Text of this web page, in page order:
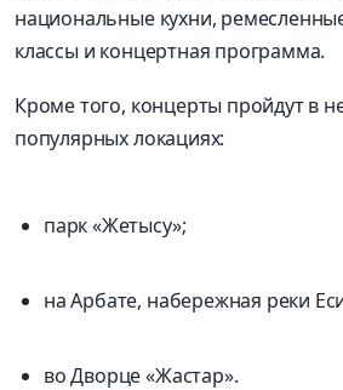
национальные кухни,
классы и концертная программа.
Кроме того, концерты пройдут в
популярных локациях:
парк «Жетысу»;
на Арбате, набережная реки
во Дворце «Жастар».